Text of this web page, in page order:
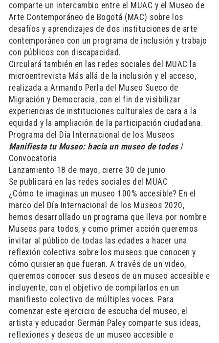
comparte un intercambio entre el MUAC y el Museo de
Arte Contemporáneo de Bogotá (MAC) sobre los
desafíos y aprendizajes de dos instituciones de arte
contemporáneo con un programa de inclusión y trabajo
con públicos con discapacidad.
Circulará también en las redes sociales del MUAC la
microentrevista Más allá de la inclusión y el acceso,
realizada a Armando Perla del Museo Sueco de
Migración y Democracia, con el fin de visibilizar
experiencias de instituciones culturales de cara a la
equidad y la ampliación de la participación ciudadana.
Programa del Día Internacional de los Museos
Manifiesta tu Museo: hacia un museo de todes/
Convocatoria
Lanzamiento 18 de mayo, cierre 30 de junio
Se publicará en las redes sociales del MUAC
¿Cómo te imaginas un museo 100% accesible? En el
marco del Día Internacional de los Museos 2020,
hemos desarrollado un programa que lleva por nombre
Museos para todos, y como primer acción queremos
invitar al público de todas las edades a hacer una
reflexión colectiva sobre los museos que conocen y
cómo quisieran que fueran. A través de un video,
queremos conocer sus deseos de un museo accesible e
incluyente, con el objetivo de compilarlos en un
manifiesto colectivo de múltiples voces. Para
comenzar este ejercicio de escucha del museo, el
artista y educador Germán Paley comparte sus ideas,
reflexiones y deseos de un museo accesible e